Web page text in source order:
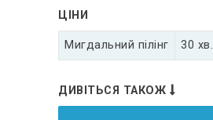
ЦІНИ
Мигдальний пілінг 30 хв.
ДИВІТЬСЯ ТАКОЖ